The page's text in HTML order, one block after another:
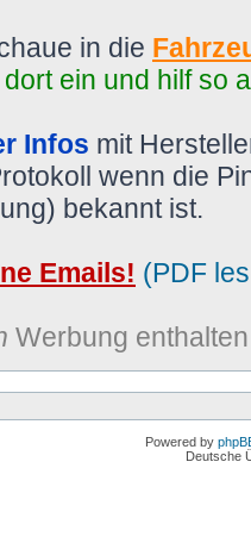
in die
ein und hilf so
Infos mit
wenn die
bekannt ist.
Emails! (PDF
Werbung
Powered by
Deutsche